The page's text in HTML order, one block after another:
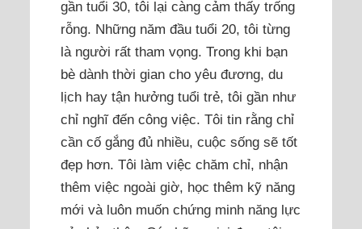
gần tuổi 30, tôi lại càng cảm thấy trống
rỗng. Những năm đầu tuổi 20, tôi từng
là người rất tham vọng. Trong khi bạn
bè dành thời gian cho yêu đương, du
lịch hay tận hưởng tuổi trẻ, tôi gần như
chỉ nghĩ đến công việc. Tôi tin rằng chỉ
cần cố gắng đủ nhiều, cuộc sống sẽ tốt
đẹp hơn. Tôi làm việc chăm chỉ, nhận
thêm việc ngoài giờ, học thêm kỹ năng
mới và luôn muốn chứng minh năng lực